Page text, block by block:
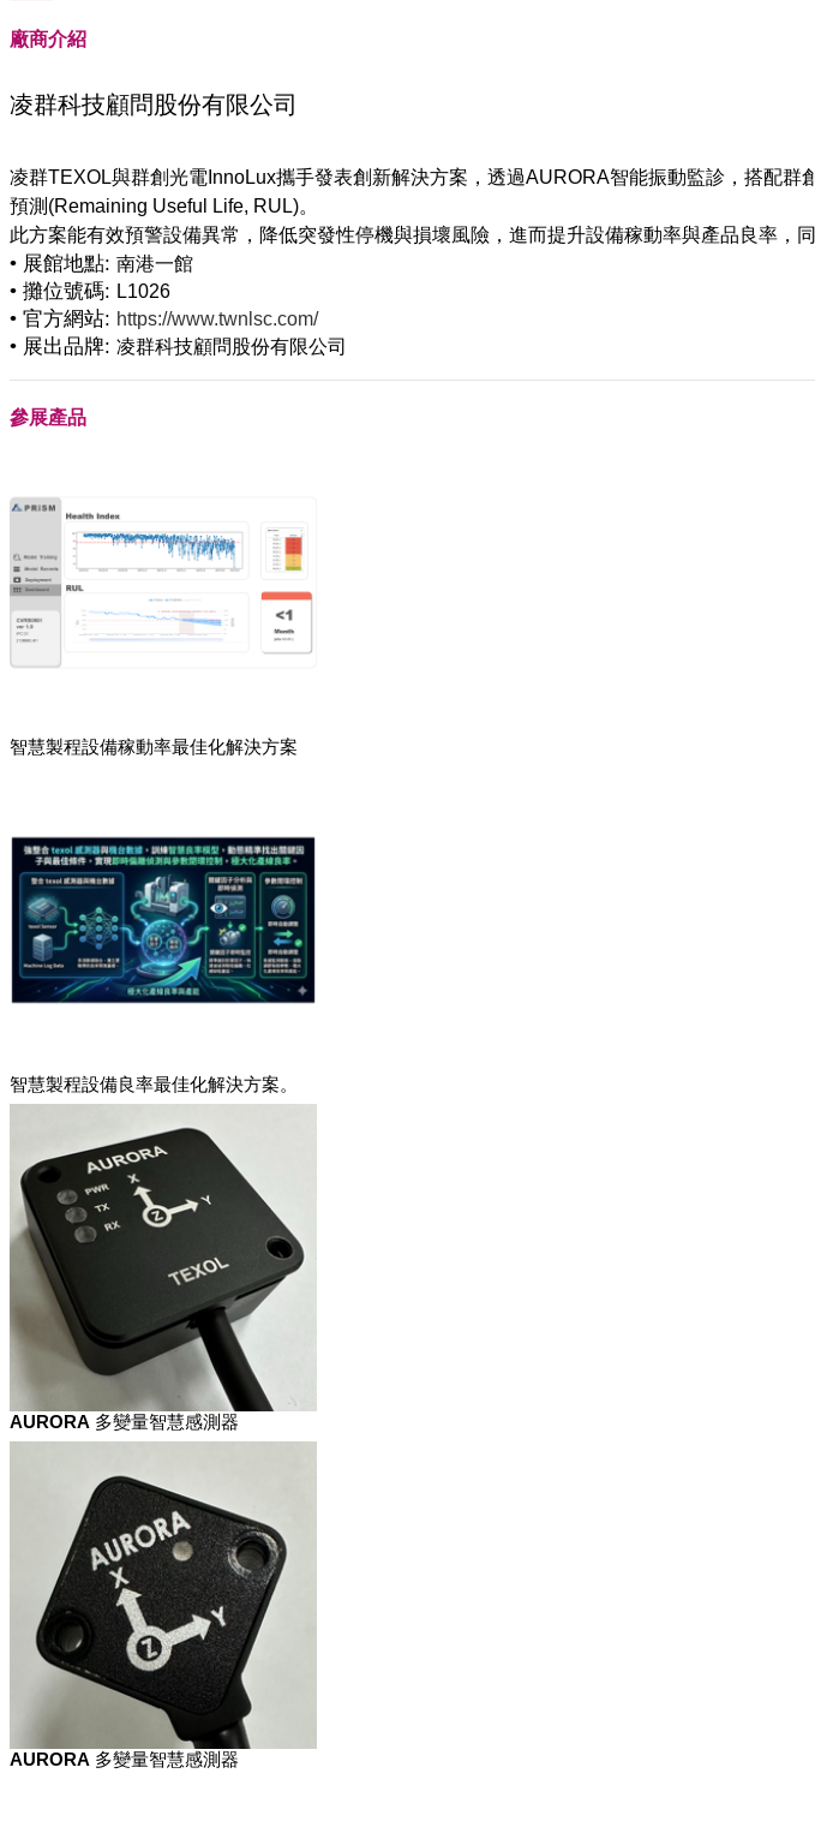
廠商介紹
凌群科技顧問股份有限公司
凌群TEXOL與群創光電InnoLux攜手發表創新解決方案，透過AURORA智能振動監診，搭配
預測(Remaining Useful Life, RUL)。
• 展館地點: 南港一館
• 攤位號碼: L1026
• 官方網站: https://www.twnlsc.com/
• 展出品牌: 凌群科技顧問股份有限公司
參展產品
智慧製程設備稼動率最佳化解決方案
智慧製程設備良率最佳化解決方案。
AURORA 多變量智慧感測器
AURORA 多變量智慧感測器